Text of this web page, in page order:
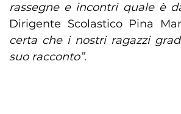
rassegne e incontri quale è
Dirigente Scolastico Pina
certa che i nostri ragazzi
suo racconto”.